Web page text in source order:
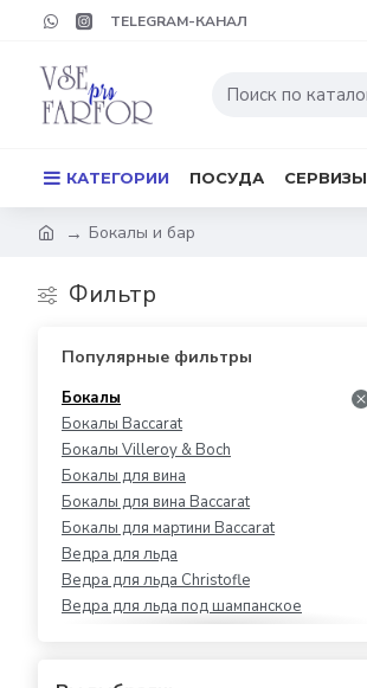
TELEGRAM-КАНАЛ
КАТЕГОРИИ ПОСУДА СЕРВИЗЫ
Бокалы и бар
Фильтр
Популярные фильтры
Бокалы
Бокалы Baccarat
Бокалы Villeroy & Boch
Бокалы для вина
Бокалы для вина Baccarat
Бокалы для мартини Baccarat
Ведра для льда
Ведра для льда Christofle
Ведра для льда под шампанское